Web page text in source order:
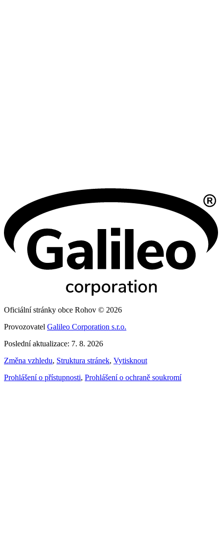
Oficiální stránky obce Rohov © 2026
Provozovatel Galileo Corporation s.r.o.
Poslední aktualizace: 7. 8. 2026
Změna vzhledu, Struktura stránek, Vytisknout
Prohlášení o přístupnosti, Prohlášení o ochraně soukromí